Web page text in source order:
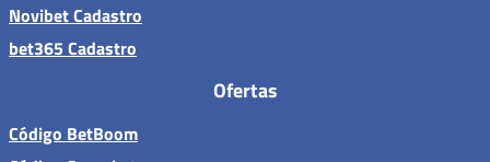
Novibet Cadastro
bet365 Cadastro
Ofertas
Código BetBoom